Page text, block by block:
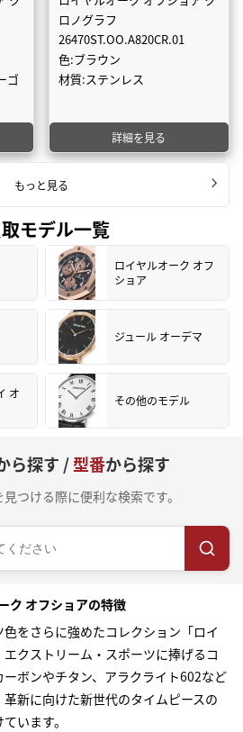
ゴ
ロノグラフ
26470ST.OO.A820CR.01
色:ブラウン
材質:ステンレス
詳細を見る
もっと見る
モデル一覧
ロイヤルオーク オフ
ショア
ジュール オーデマ
オ
その他のモデル
ら探す /型番から探す
つける際に便利な検索です。
ク オフショアの特徴
をさらに強めたコレクション「ロイ
クストリーム・スポーツに捧げるコ
ボンやチタン、アラクライト602など
新に向けた新世代のタイムピースの
います。